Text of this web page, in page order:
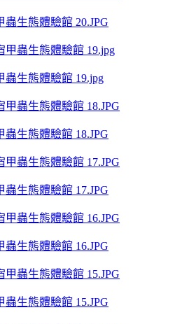
生態體驗館 20.JPG
蟲生態體驗館 19.jpg
生態體驗館 18.JPG
生態體驗館 17.JPG
生態體驗館 16.JPG
生態體驗館 15.JPG